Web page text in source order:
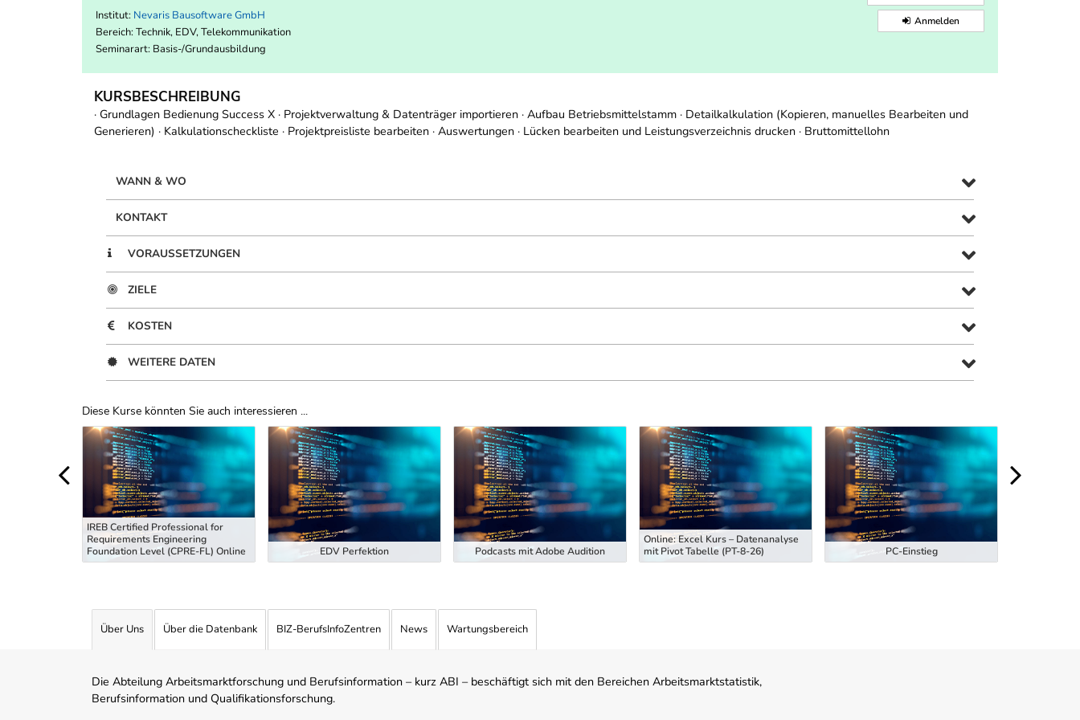
Institut: Nevaris Bausoftware GmbH
Bereich: Technik, EDV, Telekommunikation
Seminarart: Basis-/Grundausbildung
Anmelden
KURSBESCHREIBUNG
· Grundlagen Bedienung Success X · Projektverwaltung & Datenträger importieren · Aufbau Betriebsmittelstamm · Detailkalkulation (Kopieren, manuelles Bearbeiten und
Generieren) · Kalkulationscheckliste · Projektpreisliste bearbeiten · Auswertungen · Lücken bearbeiten und Leistungsverzeichnis drucken · Bruttomittellohn
WANN & WO
KONTAKT
VORAUSSETZUNGEN
ZIELE
KOSTEN
WEITERE DATEN
Diese Kurse könnten Sie auch interessieren ...
Uber Weiterbildungsvorschläge
IREB Certified Professional for
Requirements Engineering
Foundation Level (CPRE-FL) Online
EDV Perfektion Podcasts mit Adobe Audition
Online: Excel Kurs – Datenanalyse
mit Pivot Tabelle (PT-8-26)
PC-Einstieg
Über Uns Über die Datenbank BIZ-BerufsInfoZentren News Wartungsbereich
Die Abteilung Arbeitsmarktforschung und Berufsinformation – kurz ABI – beschäftigt sich mit den Bereichen Arbeitsmarktstatistik,
Berufsinformation und Qualifikationsforschung.